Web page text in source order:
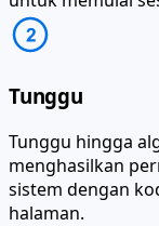
Tunggu
Tunggu hingga
menghasilkan
sistem dengan
halaman.